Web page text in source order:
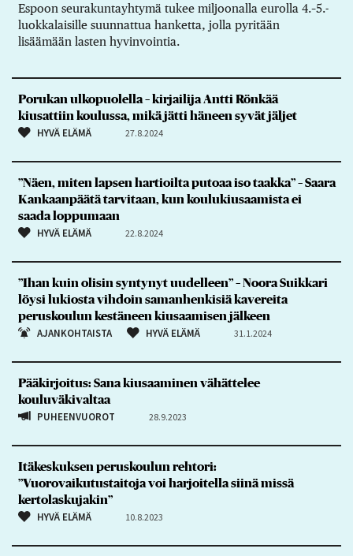
Espoon seurakuntayhtymä tukee miljoonalla eurolla 4.–5.-
luokkalaisille suunnattua hanketta, jolla pyritään
lisäämään lasten hyvinvointia.
Porukan ulkopuolella – kirjailija Antti Rönkää
kiusattiin koulussa, mikä jätti häneen syvät jäljet
HYVÄ ELÄMÄ 27.8.2024
”Näen, miten lapsen hartioilta putoaa iso taakka” – Saara
Kankaanpäätä tarvitaan, kun koulukiusaamista ei
saada loppumaan
HYVÄ ELÄMÄ 22.8.2024
”Ihan kuin olisin syntynyt uudelleen” – Noora Suikkari
löysi lukiosta vihdoin samanhenkisiä kavereita
peruskoulun kestäneen kiusaamisen jälkeen
AJANKOHTAISTA HYVÄ ELÄMÄ 31.1.2024
Pääkirjoitus: Sana kiusaaminen vähättelee
kouluväkivaltaa
PUHEENVUOROT 28.9.2023
Itäkeskuksen peruskoulun rehtori:
”Vuorovaikutustaitoja voi harjoitella siinä missä
kertolaskujakin”
HYVÄ ELÄMÄ 10.8.2023